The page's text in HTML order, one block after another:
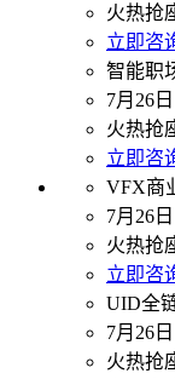
火热抢
立即咨
智能职
7月26日
火热抢
立即咨
VFX商
7月26日
火热抢
立即咨
UID全
7月26日
火热抢